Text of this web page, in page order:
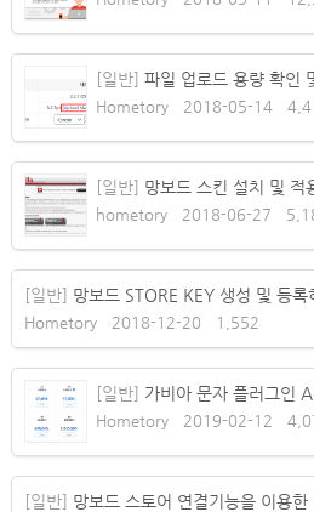
[일반] 파일 업로드 용량 확인
Hometory 2018-05-14
[일반] 망보드 스킨 설치 및 적
hometory 2018-06-27
[일반] 망보드 STORE KEY 생성 및 등록
Hometory 2018-12-20 1,552
[일반] 가비아 문자 플러그인
Hometory 2019-02-12
[일반] 망보드 스토어 연결기능을 이용한